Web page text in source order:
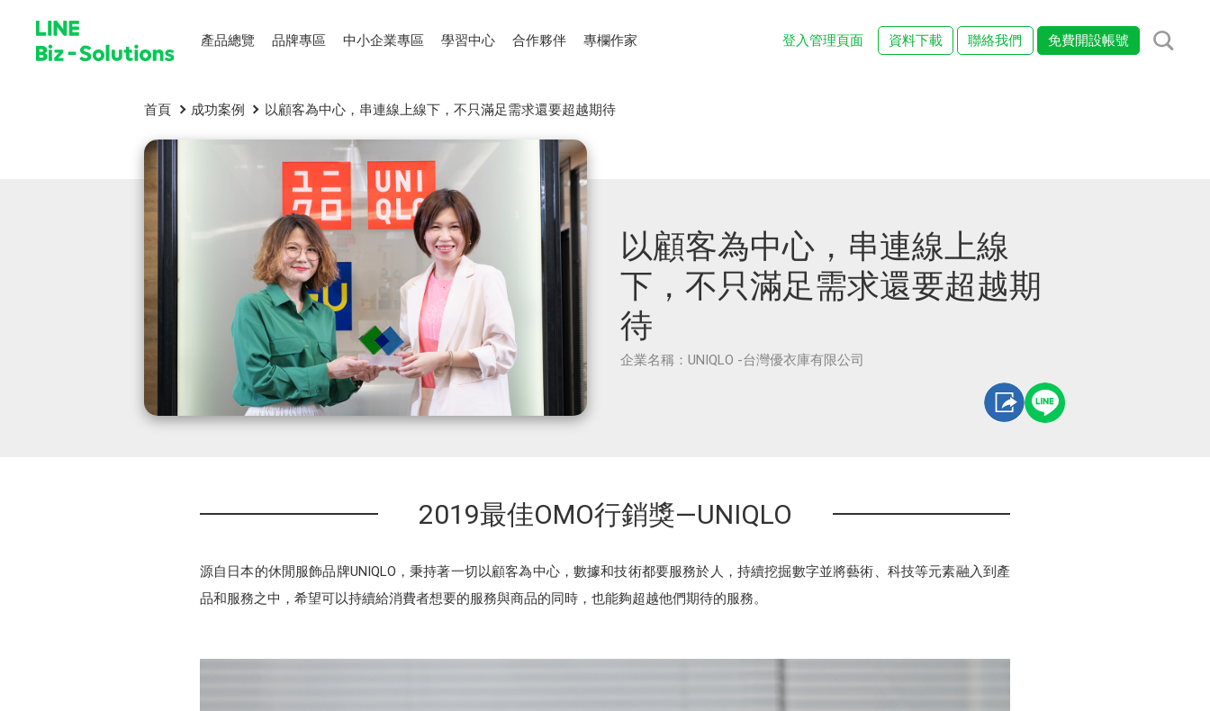
產品總覽 品牌專區 中小企業專區 學習中心 合作夥伴 專欄作家 登入管理頁面 資料下載 聯絡我們 免費開設帳號
首頁 成功案例 以顧客為中心，串連線上線下，不只滿足需求還要超越期待
以顧客為中心，串連線上線
下，不只滿足需求還要超越期
待
企業名稱：UNIQLO -台灣優衣庫有限公司
2019最佳OMO行銷獎—UNIQLO
源自日本的休閒服飾品牌UNIQLO，秉持著一切以顧客為中心，數據和技術都要服務於人，持續挖掘數字並將藝術、科技等元素融入到產
品和服務之中，希望可以持續給消費者想要的服務與商品的同時，也能夠超越他們期待的服務。